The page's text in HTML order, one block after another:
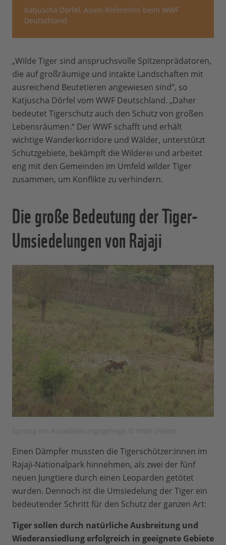
Katjuscha Dörfel, Asien-Referentin beim WWF
Deutschland
„Wilde Tiger sind anspruchsvolle Spitzenprädatoren,
die auf großräumige und intakte Landschaften mit
ausreichend Beutetieren angewiesen sind“, so
Katjuscha Dörfel vom WWF Deutschland. „Daher
bedeutet Tigerschutz auch den Schutz von großen
Lebensräumen.“ Der WWF schafft und erhält
wichtige Wanderkorridore und Wälder, unterstützt
Schutzgebiete, bekämpft die Wilderei und arbeitet
eng mit den Gemeinden im Umfeld wilder Tiger
zusammen, um Konflikte zu verhindern.
Die große Bedeutung der Tiger-
Umsiedelungen von Rajaji
Einen Dämpfer mussten die Tigerschützer:innen im
Rajaji-Nationalpark hinnehmen, als zwei der fünf
neuen Jungtiere durch einen Leoparden getötet
wurden. Dennoch ist die Umsiedelung der Tiger ein
bedeutender Schritt für den Schutz der ganzen Art:
Tiger sollen durch natürliche Ausbreitung und
Wiederansiedlung erfolgreich in geeignete Gebiete